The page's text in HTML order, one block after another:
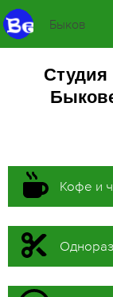
Быков
Студия
Кофе и